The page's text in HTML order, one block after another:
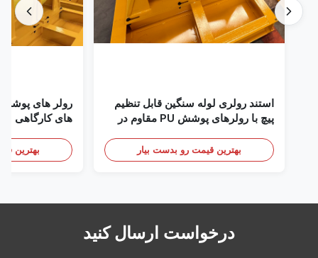
استند رولری لوله سنگین قابل تنظیم
پیچ با رولرهای پوشش PU مقاوم در
بهترین قیمت رو بدست بیار
های کارگاهی
بهترین
درخواست ارسال کنید